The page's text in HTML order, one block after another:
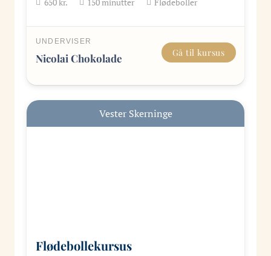
UNDERVISER
Nicolai Chokolade Gå til kursus
Vester Skerninge
Flødebollekursus